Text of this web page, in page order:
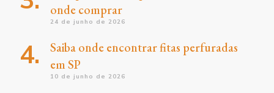
onde comprar
24 de junho de 2026
Saiba onde encontrar fitas perfuradas
em SP
10 de junho de 2026